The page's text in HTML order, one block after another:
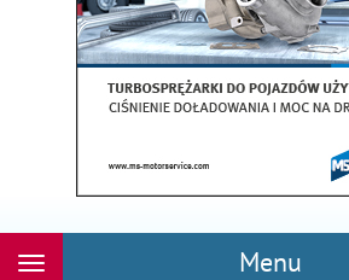
Menu
Rozwiń